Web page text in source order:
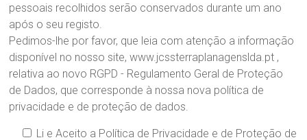
pessoais recolhidos serão conservados durante um ano
após o seu registo.
Pedimos-lhe por favor, que leia com atenção a informação
disponível no nosso site, www.jcssterraplanagenslda.pt ,
relativa ao novo RGPD - Regulamento Geral de Proteção
de Dados, que corresponde à nossa nova política de
privacidade e de proteção de dados.
Li e Aceito a Política de Privacidade e de Proteção de